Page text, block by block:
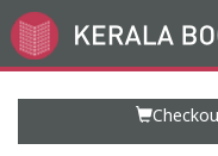
Go
to